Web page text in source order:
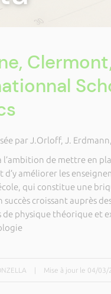
par J.Orloff, J.
l’ambition de mettre en
d’y améliorer les
qui constitue une
succès croissant auprès
physique théorique et
Mise à jour le 04/03/